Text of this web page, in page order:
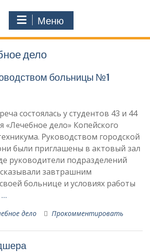
Меню
дело
больницы №1
состоялась у студентов 43 и 44
«Лечебное дело» Копейского
Руководством городской
были приглашены в актовый зал
руководители подразделений
завтрашним
больнице и условиях работы
дело Прокомментировать